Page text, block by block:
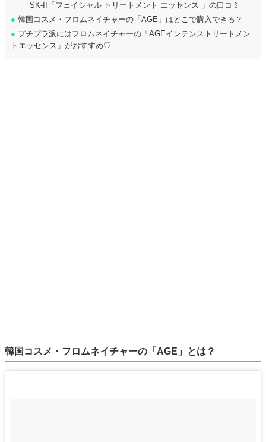
SK-II「フェイシャル トリートメント エッセンス 」の口コミ
● 韓国コスメ・フロムネイチャーの「AGE」はどこで購入できる？
● プチプラ派にはフロムネイチャーの「AGEインテンストリートメン
トエッセンス」がおすすめ♡
韓国コスメ・フロムネイチャーの「AGE」とは？